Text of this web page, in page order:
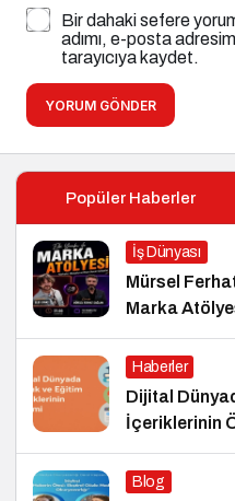
Bir dahaki sefere
adımı, e-posta
tarayıcıya kaydet.
YORUM GÖNDER
Popüler Haberler
İş Dünyası
Mürsel
Marka
Haberler
Dijital
İçeriklerinin
Blog